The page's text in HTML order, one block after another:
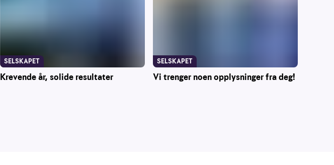
Krevende år, solide resultater
SELSKAPET
Vi trenger noen opplysninger fra deg!
SELSKAPET